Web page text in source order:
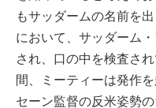
もサッダームの名前を
において、サッダーム
され、口の中を検査さ
間、ミーティーは発作
セーン監督の反米姿勢